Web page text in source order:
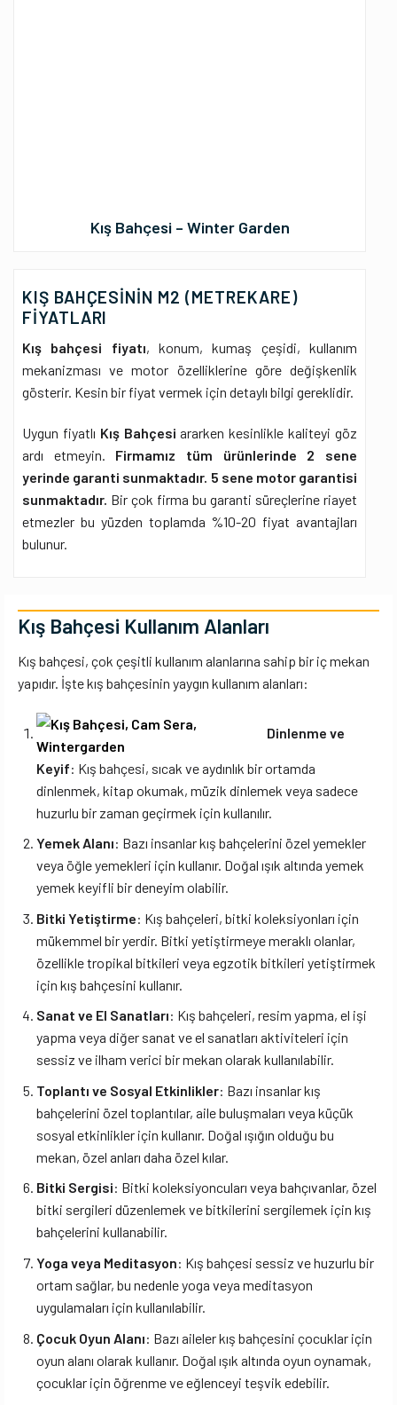
Kış Bahçesi – Winter Garden
KIŞ BAHÇESİNİN M2 (METREKARE)
FIYATLARI
Kış bahçesi fiyatı, konum, kumaş çeşidi, kullanım
mekanizması ve motor özelliklerine göre değişkenlik
gösterir. Kesin bir fiyat vermek için detaylı bilgi gereklidir.
Uygun fiyatlı Kış Bahçesi ararken kesinlikle kaliteyi göz
ardı etmeyin. Firmamız tüm ürünlerinde 2 sene
yerinde garanti sunmaktadır. 5 sene motor garantisi
sunmaktadır. Bir çok firma bu garanti süreçlerine riayet
etmezler bu yüzden toplamda %10-20 fiyat avantajları
bulunur.
Kış Bahçesi Kullanım Alanları
Kış bahçesi, çok çeşitli kullanım alanlarına sahip bir iç mekan
yapıdır. İşte kış bahçesinin yaygın kullanım alanları:
Dinlenme ve
Keyif: Kış bahçesi, sıcak ve aydınlık bir ortamda
dinlenmek, kitap okumak, müzik dinlemek veya sadece
huzurlu bir zaman geçirmek için kullanılır.
Yemek Alanı: Bazı insanlar kış bahçelerini özel yemekler
veya öğle yemekleri için kullanır. Doğal ışık altında yemek
yemek keyifli bir deneyim olabilir.
Bitki Yetiştirme: Kış bahçeleri, bitki koleksiyonları için
mükemmel bir yerdir. Bitki yetiştirmeye meraklı olanlar,
özellikle tropikal bitkileri veya egzotik bitkileri yetiştirmek
için kış bahçesini kullanır.
Sanat ve El Sanatları: Kış bahçeleri, resim yapma, el işi
yapma veya diğer sanat ve el sanatları aktiviteleri için
sessiz ve ilham verici bir mekan olarak kullanılabilir.
Toplantı ve Sosyal Etkinlikler: Bazı insanlar kış
bahçelerini özel toplantılar, aile buluşmaları veya küçük
sosyal etkinlikler için kullanır. Doğal ışığın olduğu bu
mekan, özel anları daha özel kılar.
Bitki Sergisi: Bitki koleksiyoncuları veya bahçıvanlar, özel
bitki sergileri düzenlemek ve bitkilerini sergilemek için kış
bahçelerini kullanabilir.
Yoga veya Meditasyon: Kış bahçesi sessiz ve huzurlu bir
ortam sağlar, bu nedenle yoga veya meditasyon
uygulamaları için kullanılabilir.
Çocuk Oyun Alanı: Bazı aileler kış bahçesini çocuklar için
oyun alanı olarak kullanır. Doğal ışık altında oyun oynamak,
çocuklar için öğrenme ve eğlenceyi teşvik edebilir.